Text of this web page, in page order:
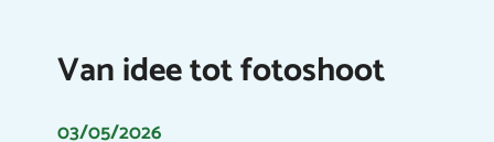
Van idee tot fotoshoot
03/05/2026